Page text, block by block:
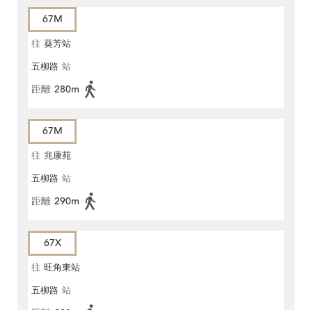
67M
往 葵芳站
五柳路 站
距離 280m
67M
往 兆康苑
五柳路 站
距離 290m
67X
往 旺角東站
五柳路 站